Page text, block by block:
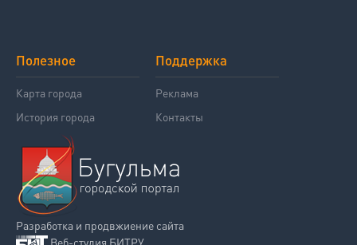
Полезное
Карта города
История города
Поддержка
Реклама
Контакты
Разработка и продвжиение сайта
Веб-студия БИТРУ